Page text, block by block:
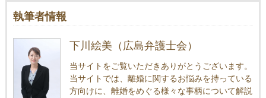
執筆者情報
下川絵美（広島弁護士会）
当サイトをご覧いただきありがとうございます。
当サイトでは、離婚に関するお悩みを持っている
方向けに、離婚をめぐる様々な事柄について解説